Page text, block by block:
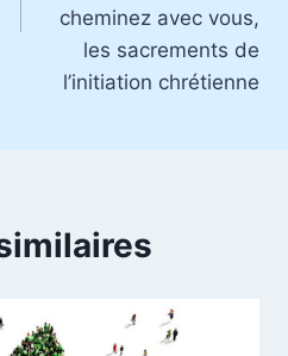
cheminez avec vous,
les sacrements de
l’initiation chrétienne